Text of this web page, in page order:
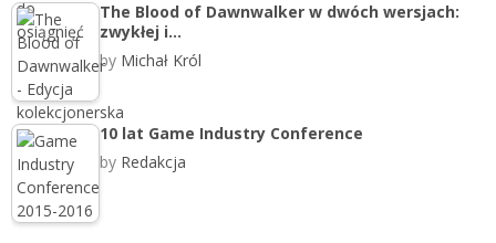
The Blood of Dawnwalker w dwóch wersjach:
zwykłej i…
by Michał Król
10 lat Game Industry Conference
by Redakcja